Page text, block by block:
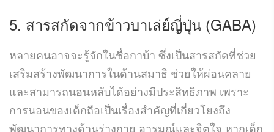
5. สารสกัดจากข้าวบาเล่ย์ญี่ปุ่น (GABA)
หลายคนอาจจะรู้จักในชื่อกาบ้า ซึ่งเป็นสารสกัดที่ช่วย
เสริมสร้างพัฒนาการในด้านสมาธิ ช่วยให้ผ่อนคลาย
และสามารถนอนหลับได้อย่างมีประสิทธิภาพ เพราะ
การนอนของเด็กถือเป็นเรื่องสำคัญที่เกี่ยวโยงถึง
พัฒนาการทางด้านร่างกาย อารมณ์และจิตใจ หากเด็ก